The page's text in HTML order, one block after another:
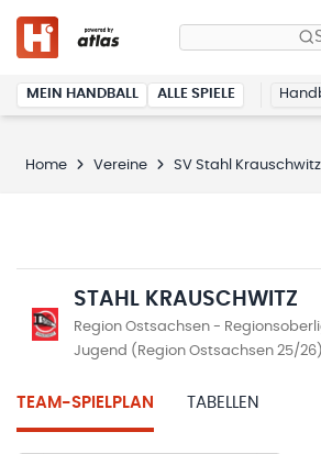
MEIN HANDBALL ALLE SPIELE
Home Vereine SV Stahl Krauschwitz
STAHL KRAUSCHWITZ
Region Ostsachsen -
Jugend (Region Ostsachsen 25/26)
TEAM-SPIELPLAN TABELLEN